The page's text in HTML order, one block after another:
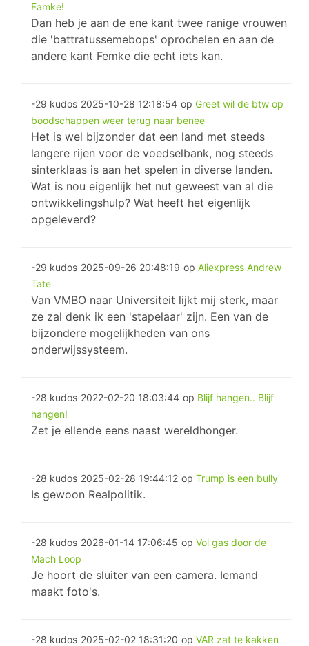
Famke!
Dan heb je aan de ene kant twee ranige vrouwen
die 'battratussemebops' oprochelen en aan de
andere kant Femke die echt iets kan.
-29 kudos 2025-10-28 12:18:54 op Greet wil de btw op
boodschappen weer terug naar benee
Het is wel bijzonder dat een land met steeds
langere rijen voor de voedselbank, nog steeds
sinterklaas is aan het spelen in diverse landen.
Wat is nou eigenlijk het nut geweest van al die
ontwikkelingshulp? Wat heeft het eigenlijk
opgeleverd?
-29 kudos 2025-09-26 20:48:19 op Aliexpress Andrew
Tate
Van VMBO naar Universiteit lijkt mij sterk, maar
ze zal denk ik een 'stapelaar' zijn. Een van de
bijzondere mogelijkheden van ons
onderwijssysteem.
-28 kudos 2022-02-20 18:03:44 op Blijf hangen.. Blijf
hangen!
Zet je ellende eens naast wereldhonger.
-28 kudos 2025-02-28 19:44:12 op Trump is een bully
Is gewoon Realpolitik.
-28 kudos 2026-01-14 17:06:45 op Vol gas door de
Mach Loop
Je hoort de sluiter van een camera. Iemand
maakt foto's.
-28 kudos 2025-02-02 18:31:20 op VAR zat te kakken